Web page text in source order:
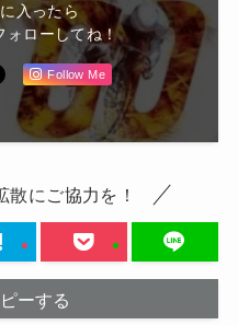
入ったら
ローしてね！
Follow Me
散にご協力を！
ーする